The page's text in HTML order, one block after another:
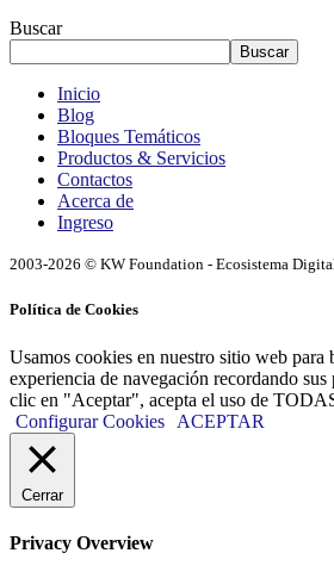
Buscar
Buscar
Inicio
Blog
Bloques Temáticos
Productos & Servicios
Contactos
Acerca de
Ingreso
2003-2026 © KW Foundation - Ecosistema
Política de Cookies
Usamos cookies en nuestro sitio web para
experiencia de navegación recordando
clic en "Aceptar", acepta el uso de
Configurar Cookies
ACEPTAR
Cerrar
Privacy Overview